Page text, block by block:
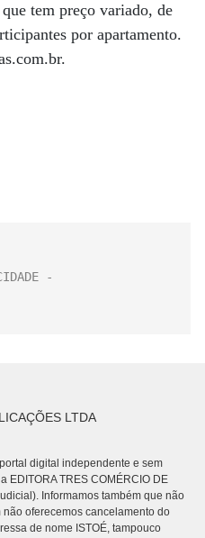
tem preço variado, de
por apartamento.
LTDA
digital independente e sem
EDITORA TRES COMÉRCIO DE
Informamos também que não
oferecemos cancelamento do
de nome ISTOÉ, tampouco